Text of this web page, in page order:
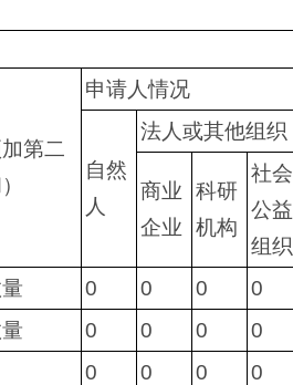
第二
申请人情况
自然
人
法人或其他组织
商业
企业
科研
机构
社会
公益
组织
0 0 0 0
0 0 0 0
0 0 0 0